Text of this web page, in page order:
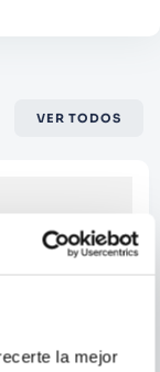
la mejor
VER TODOS